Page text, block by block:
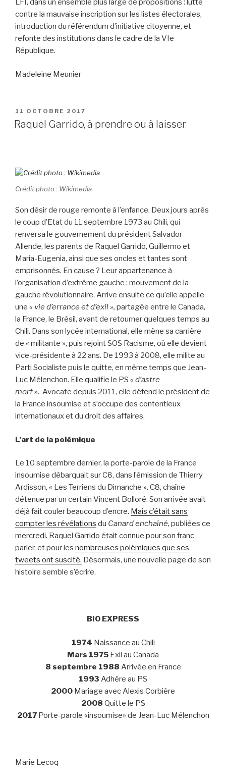
LFI, dans un ensemble plus large de propositions : lutte
contre la mauvaise inscription sur les listes électorales,
introduction du référendum d’initiative citoyenne, et
refonte des institutions dans le cadre de la VIe
République.
Madeleine Meunier
PUBLIÉ
LE
11 OCTOBRE 2017
Raquel Garrido, à prendre ou à laisser
Crédit photo : Wikimedia
Son désir de rouge remonte à l’enfance. Deux jours après
le coup d’Etat du 11 septembre 1973 au Chili, qui
renversa le gouvernement du président Salvador
Allende, les parents de Raquel Garrido, Guillermo et
Maria-Eugenia, ainsi que ses oncles et tantes sont
emprisonnés. En cause ? Leur appartenance à
l’organisation d’extrême gauche : mouvement de la
gauche révolutionnaire. Arrive ensuite ce qu’elle appelle
une « vie d’errance et d’exil », partagée entre le Canada,
la France, le Brésil, avant de retourner quelques temps au
Chili. Dans son lycée international, elle mène sa carrière
de « militante », puis rejoint SOS Racisme, où elle devient
vice-présidente à 22 ans. De 1993 à 2008, elle milite au
Parti Socialiste puis le quitte, en même temps que Jean-
Luc Mélenchon. Elle qualifie le PS « d’astre
mort ». Avocate depuis 2011, elle défend le président de
la France insoumise et s’occupe des contentieux
internationaux et du droit des affaires.
L’art de la polémique
Le 10 septembre dernier, la porte-parole de la France
insoumise débarquait sur C8, dans l’émission de Thierry
Ardisson, « Les Terriens du Dimanche ». C8, chaîne
détenue par un certain Vincent Bolloré. Son arrivée avait
déjà fait couler beaucoup d’encre. Mais c’était sans
compter les révélations du Canard enchaîné, publiées ce
mercredi. Raquel Garrido était connue pour son franc
parler, et pour les nombreuses polémiques que ses
tweets ont suscité. Désormais, une nouvelle page de son
histoire semble s’écrire.
BIO EXPRESS
1974 Naissance au Chili
Mars 1975 Exil au Canada
8 septembre 1988 Arrivée en France
1993 Adhère au PS
2000 Mariage avec Alexis Corbière
2008 Quitte le PS
2017Porte-parole «insoumise» de Jean-Luc Mélenchon
Marie Lecoq